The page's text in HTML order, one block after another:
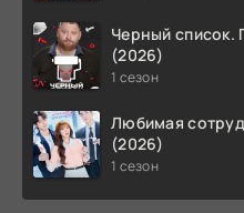
Черный список.
(2026)
1 сезон
Любимая
(2026)
1 сезон